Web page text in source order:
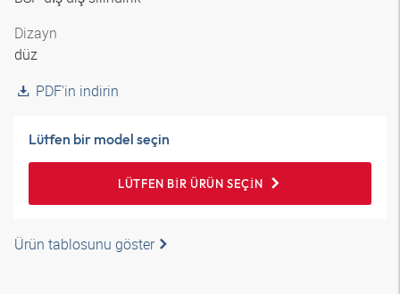
Dizayn
düz
PDF'in indirin
Lütfen bir model seçin
LÜTFEN BIR ÜRÜN SEÇIN
Ürün tablosunu göster